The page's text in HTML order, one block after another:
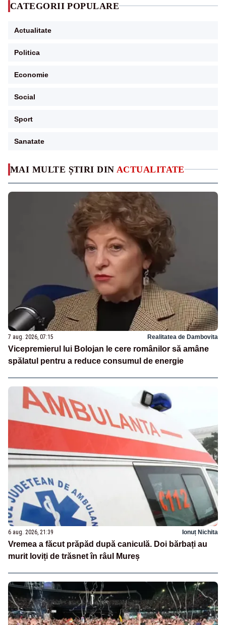
MAI MULTE ȘTIRI DIN ACTUALITATE
7 aug. 2026, 07:15 Realitatea de Dambovita
Vicepremierul lui Bolojan le cere românilor să amâne
spălatul pentru a reduce consumul de energie
6 aug. 2026, 21:39 Ionuț Nichita
Vremea a făcut prăpăd după caniculă. Doi bărbați au
murit loviți de trăsnet în râul Mureș
CATEGORII POPULARE
Actualitate
Politica
Economie
Social
Sport
Sanatate